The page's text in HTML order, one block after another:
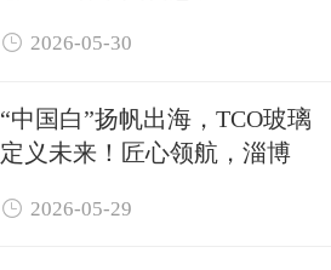
 2026-05-30
“中国白”扬帆出海，TCO玻璃
定义未来！匠心领航，淄博
 2026-05-29